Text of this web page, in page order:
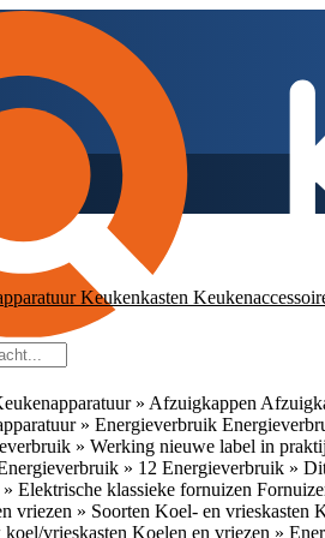
» Afzuigkappen
» Energieverbruik
» Werking nieuwe label in
» 12 Energieverbruik »
Elektrische klassieke fornuizen
vriezen » Soorten Koel- en vrieskasten
vrieskasten Koelen en vriezen »
Keukenkasten